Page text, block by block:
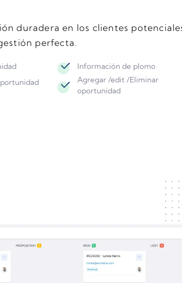
duradera en los clientes
perfecta.
Información de plomo
Agregar /edit /Eliminar
oportunidad